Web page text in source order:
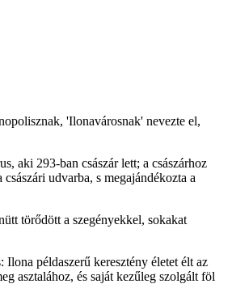
'Ilonavárosnak' nevezte el,
aki 293-ban császár lett; a császárhoz
udvarba, s megajándékozta a
törődött a szegényekkel, sokakat
példaszerű keresztény életet élt az
asztalához, és saját kezűleg szolgált föl